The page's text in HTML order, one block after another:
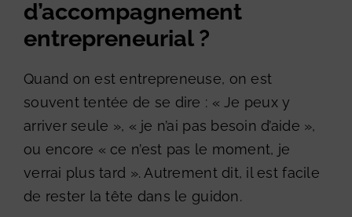
d’accompagnement
entrepreneurial ?
Quand on est entrepreneuse, on est
souvent tentée de se dire : « Je peux y
arriver seule », « je n’ai pas besoin d’aide »,
ou encore « ce n’est pas le moment, je
verrai plus tard ». Autrement dit, il est facile
de rester la tête dans le guidon.